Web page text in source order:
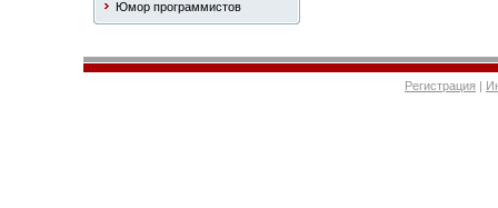
Юмор программистов
Регистрация |